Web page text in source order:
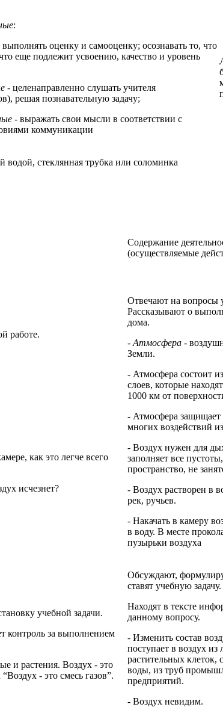
:
выполнять оценку и самооценку; осознавать то, что
еще подлежит усвоению, качество и уровень
- целенаправленно слушать учителя
решая познавательную задачу;
- выражать свои мысли в соответствии с
коммуникации
водой, стеклянная трубка или соломинка
Содержание
(осуществляемые
работе.
как это легче всего
исчезнет?
Отвечают на вопросы
Рассказывают о
дома.
- Атмосфера -
Земли.
- Атмосфера состоит
слоев, которые
1000 км от
- Атмосфера защищает
многих воздействий
- Воздух нужен для
заполняет все
пространство, не
- Воздух растворен в
рек, ручьев.
- Накачать в камеру
в воду. В месте
пузырьки воздуха
учебной задачи.
контроль за выполнением
и растения. Воздух - это
- это смесь газов”.
Обсуждают,
ставят учебную задачу.
Находят в тексте
данному вопросу.
- Изменить состав
поступает в воздух
растительных клеток,
воды, из труб
предприятий.
- Воздух невидим.